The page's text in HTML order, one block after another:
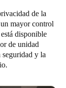
de la
mayor control
disponible
de unidad
seguridad y la